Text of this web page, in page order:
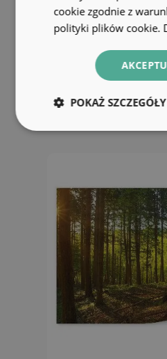
Fototapeta Las
góry chmury niebo
cookie zgodnie z
polityki plików cookie.
POKAŻ SZCZEGÓŁY